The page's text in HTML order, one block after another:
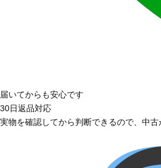
届いてからも安心です
30日返品対応
実物を確認してから判断できるので、中